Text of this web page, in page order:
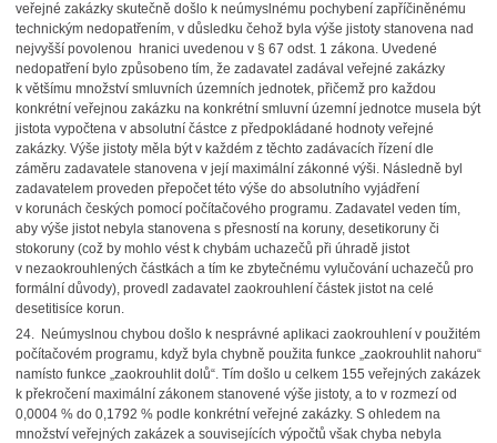
veřejné zakázky skutečně došlo k neúmyslnému pochybení zapříčiněnému
technickým nedopatřením, v důsledku čehož byla výše jistoty stanovena nad
nejvyšší povolenou hranici uvedenou v § 67 odst. 1 zákona. Uvedené
nedopatření bylo způsobeno tím, že zadavatel zadával veřejné zakázky
k většímu množství smluvních územních jednotek, přičemž pro každou
konkrétní veřejnou zakázku na konkrétní smluvní územní jednotce musela být
jistota vypočtena v absolutní částce z předpokládané hodnoty veřejné
zakázky. Výše jistoty měla být v každém z těchto zadávacích řízení dle
záměru zadavatele stanovena v její maximální zákonné výši. Následně byl
zadavatelem proveden přepočet této výše do absolutního vyjádření
v korunách českých pomocí počítačového programu. Zadavatel veden tím,
aby výše jistot nebyla stanovena s přesností na koruny, desetikoruny či
stokoruny (což by mohlo vést k chybám uchazečů při úhradě jistot
v nezaokrouhlených částkách a tím ke zbytečnému vylučování uchazečů pro
formální důvody), provedl zadavatel zaokrouhlení částek jistot na celé
desetitisíce korun.
24. Neúmyslnou chybou došlo k nesprávné aplikaci zaokrouhlení v použitém
počítačovém programu, když byla chybně použita funkce „zaokrouhlit nahoru“
namísto funkce „zaokrouhlit dolů“. Tím došlo u celkem 155 veřejných zakázek
k překročení maximální zákonem stanovené výše jistoty, a to v rozmezí od
0,0004 % do 0,1792 % podle konkrétní veřejné zakázky. S ohledem na
množství veřejných zakázek a souvisejících výpočtů však chyba nebyla